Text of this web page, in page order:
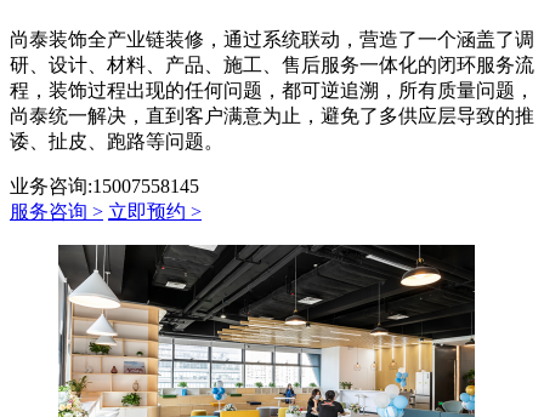
尚泰装饰全产业链装修，通过系统联动，营造了一个涵盖了调
研、设计、材料、产品、施工、售后服务一体化的闭环服务流
程，装饰过程出现的任何问题，都可逆追溯，所有质量问题，
尚泰统一解决，直到客户满意为止，避免了多供应层导致的推
诿、扯皮、跑路等问题。
业务咨询:15007558145
服务咨询 > 立即预约 >